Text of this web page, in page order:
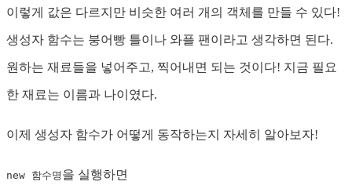
이렇게 값은 다르지만 비슷한 여러 개의 객체를 만들 수 있다!
생성자 함수는 붕어빵 틀이나 와플 팬이라고 생각하면 된다.
원하는 재료들을 넣어주고, 찍어내면 되는 것이다! 지금 필요
한 재료는 이름과 나이였다.
이제 생성자 함수가 어떻게 동작하는지 자세히 알아보자!
new 함수명 을 실행하면